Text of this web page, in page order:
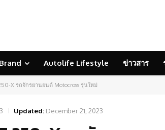
Autolife Lifestyle ข่าวสาร
X รถจักรยานยนต์ Motocross รุ่นใหม่
Updated: December 21, 2023